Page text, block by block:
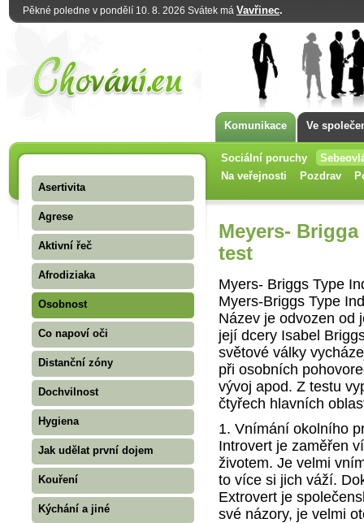
Pěkné poledne v pondělí 10. 8. 2026 Svátek má Vavřinec.
Komunikace Ve
Sociální poruchy
Na veřejnosti
Pozdrav
Asertivita
Agrese
Aktivní řeč
Afrodiziaka
Osobnost
Co napoví oči
Distanční zóny
Dochvilnost
Hygiena
Jak udělat první dojem
Kouření
Kýchání a jiné
Meyers-
test
Myers- Briggs Type
Myers-Briggs Type
Název je odvozen od
její dcery Isabel
světové války
při osobních
vývoj apod. Z testu
čtyřech hlavních
1. Vnímání okolního
Introvert je zaměřen
životem. Je velmi
to více si jich váží.
Extrovert je
své názory, je velmi